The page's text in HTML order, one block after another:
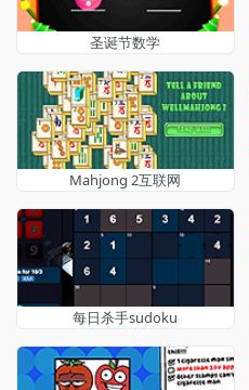
圣诞节数学
Mahjong 2互联网
每日杀手sudoku